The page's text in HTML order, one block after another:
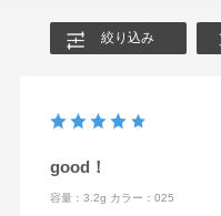
絞り込み
good！
容量：3.2g カラー：025